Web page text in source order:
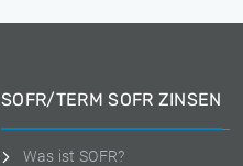
SOFR/TERM SOFR ZINSEN
Was ist SOFR?